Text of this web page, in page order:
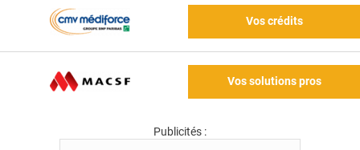
Vos crédits
Vos solutions pros
Publicités :